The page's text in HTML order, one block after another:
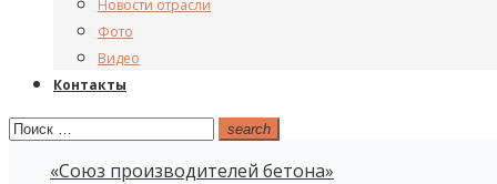
Новости отрасли
Фото
Видео
Контакты
Поиск: search
«Союз производителей бетона»